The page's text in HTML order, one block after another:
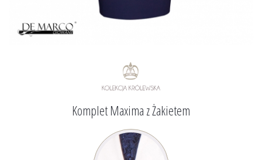
Komplet Maxima z Żakietem